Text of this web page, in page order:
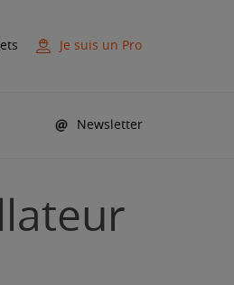
Je suis un Pro
Newsletter